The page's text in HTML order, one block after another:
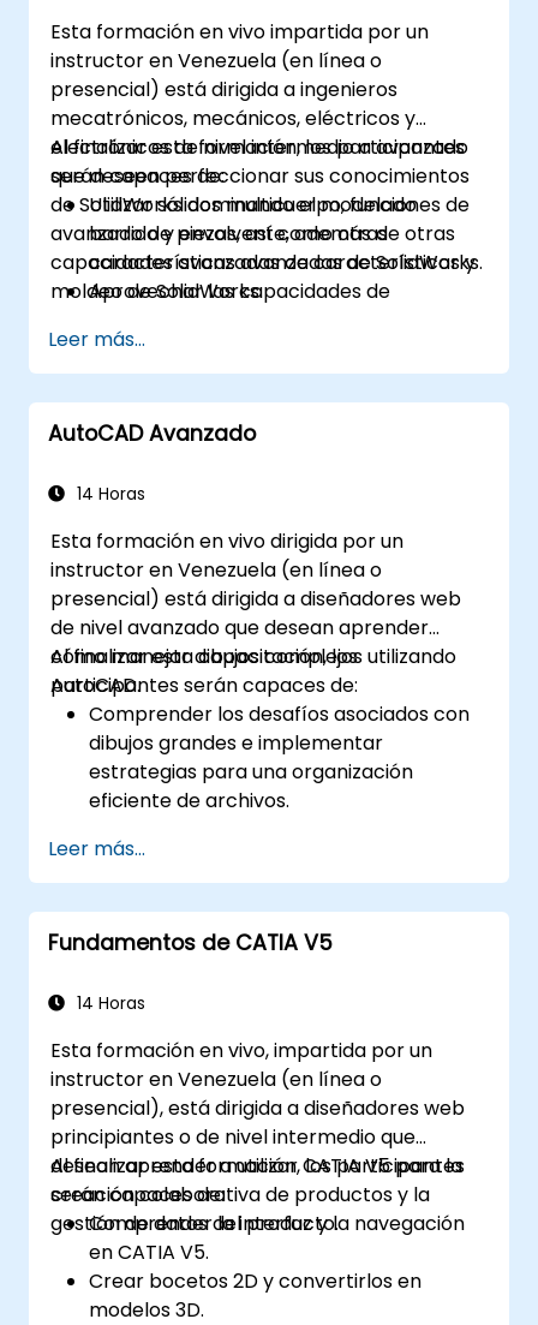
Esta formación en vivo impartida por un
instructor en Venezuela (en línea o
presencial) está dirigida a ingenieros
mecatrónicos, mecánicos, eléctricos y
electrónicos de nivel intermedio a avanzado
que deseen perfeccionar sus conocimientos
de SolidWorks dominando el modelado
avanzado de piezas, así como otras
capacidades avanzadas de características y
moldeo de SolidWorks.
Al finalizar esta formación, los participantes
serán capaces de:
Utilizar sólidos multicuerpo, funciones de
barrido y envolvente, además de otras
características avanzadas de SolidWorks.
Aprovechar las capacidades de
Dominar las características de modelado
avanzado de SolidWorks.
Leer más...
AutoCAD Avanzado
14 Horas
Esta formación en vivo dirigida por un
instructor en Venezuela (en línea o
presencial) está dirigida a diseñadores web
de nivel avanzado que desean aprender
cómo manejar dibujos complejos utilizando
AutoCAD.
Al finalizar esta capacitación, los
participantes serán capaces de:
Comprender los desafíos asociados con
dibujos grandes e implementar
estrategias para una organización
eficiente de archivos.
rendimiento del dibujo y manejar las
regeneraciones de manera eficiente.
Leer más...
Fundamentos de CATIA V5
14 Horas
Esta formación en vivo, impartida por un
instructor en Venezuela (en línea o
presencial), está dirigida a diseñadores web
principiantes o de nivel intermedio que
desean aprender a utilizar CATIA V5 para la
creación colaborativa de productos y la
gestión de datos del producto.
Al finalizar esta formación, los participantes
serán capaces de:
Comprender la interfaz y la navegación
en CATIA V5.
Crear bocetos 2D y convertirlos en
modelos 3D.